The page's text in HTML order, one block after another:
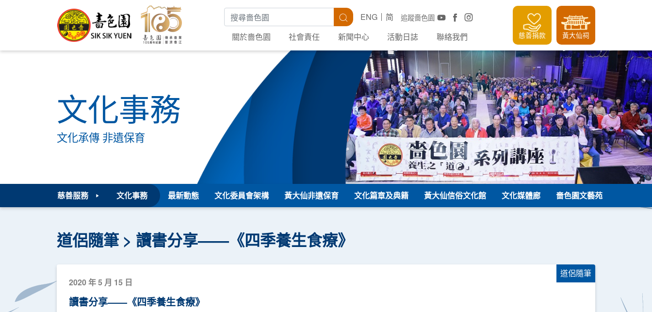
搜尋關鍵字 搜尋 追蹤嗇色園
ENG
简
關於嗇色園
社會責任 新聞中心 活動日誌 聯絡我們 慈善捐款 黃大仙祠
文化事務
文化承傳 非遺保育
慈善服務 文化事務 最新動態 文化委員會架構 黃大仙非遺保育 文化篇章及典籍 黃大仙信俗文化館 文化媒體廊 嗇色園文藝苑
道侶隨筆 讀書分享——《四季養生食療》
道侶隨筆
2020 年 5 月 15 日
讀書分享——《四季養生食療》